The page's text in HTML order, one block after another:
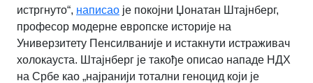
истргнуто“, написао је покојни Џонатан Штајнберг,
професор модерне европске историје на
Универзитету Пенсилваније и истакнути истраживач
холокауста. Штајнберг је такође описао нападе НДХ
на Србе као „најранији тотални геноцид који је